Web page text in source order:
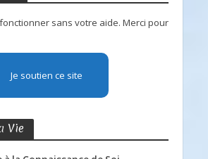
sans votre aide. Merci pour
Je soutien ce site
Vie